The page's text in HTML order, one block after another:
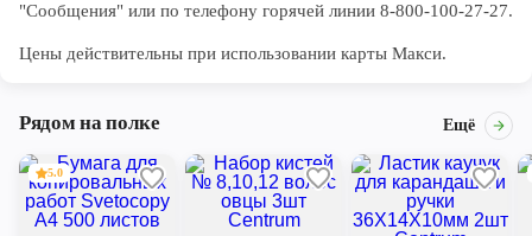
"Сообщения" или по телефону горячей линии 8-800-100-27-27.
Цены действительны при использовании карты Макси.
Рядом на полке Ещё
5.0